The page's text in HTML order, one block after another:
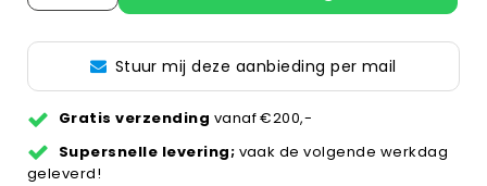
Stuur mij deze aanbieding per mail
Gratis verzending vanaf €200,-
Supersnelle levering; vaak de volgende werkdag
geleverd!